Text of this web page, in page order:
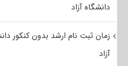
دانشگاه آزاد
زمان ثبت نام ارشد بدون کنکور
آزاد